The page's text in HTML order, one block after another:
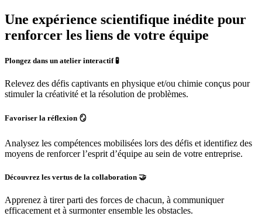
Une expérience scientifique inédite pour
renforcer les liens de votre équipe
Plongez dans un atelier interactif 🧪
Relevez des défis captivants en physique et/ou chimie conçus pour
stimuler la créativité et la résolution de problèmes.
Favoriser la réflexion 🪞
Analysez les compétences mobilisées lors des défis et identifiez des
moyens de renforcer l’esprit d’équipe au sein de votre entreprise.
Découvrez les vertus de la collaboration 🤝
Apprenez à tirer parti des forces de chacun, à communiquer
efficacement et à surmonter ensemble les obstacles.